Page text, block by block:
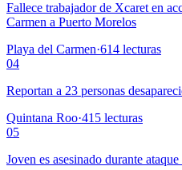
Fallece trabajador de Xcaret en
Carmen a Puerto Morelos
Playa del Carmen·614 lecturas
04
Reportan a 23 personas
Quintana Roo·415 lecturas
05
Joven es asesinado durante